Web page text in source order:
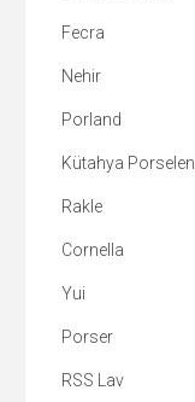
Fecra
Nehir
Porland
Kütahya Porselen
Rakle
Cornella
Yui
Porser
RSS Lav